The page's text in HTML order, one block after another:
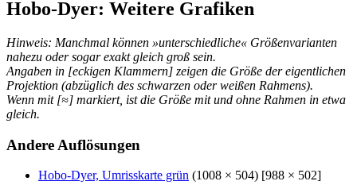
Hobo-Dyer: Weitere Grafiken
Hinweis: Manchmal können »unterschiedliche« Größenvarianten
nahezu oder sogar exakt gleich groß sein.
Angaben in [eckigen Klammern] zeigen die Größe der eigentlichen
Projektion (abzüglich des schwarzen oder weißen Rahmens).
Wenn mit [≈] markiert, ist die Größe mit und ohne Rahmen in etwa
gleich.
Andere Auflösungen
Hobo-Dyer, Umrisskarte grün (1008 × 504) [988 × 502]